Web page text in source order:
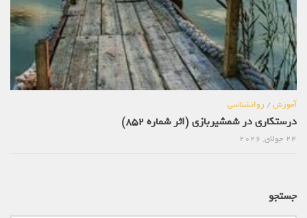
آموزش/روانشناسی
درستکاری در شمشیربازی (اثر شماره 852)
جستجو